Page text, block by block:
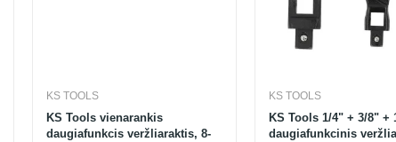
KS TOOLS
KS Tools vienarankis
daugiafunkcis veržliaraktis, 8-
KS TOOLS
KS Tools 1/4" + 3/8" +
daugiafunkcinis